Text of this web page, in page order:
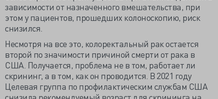
зависимости от назначенного вмешательства, при
этом у пациентов, прошедших колоноскопию, риск
снизился.
Несмотря на все это, колоректальный рак остается
второй по значимости причиной смерти от рака в
США. Получается, проблема не в том, работает ли
скрининг, а в том, как он проводится. В 2021 году
Целевая группа по профилактическим службам США